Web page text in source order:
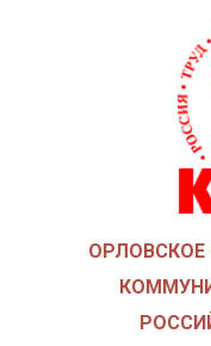
КАК ВСТУПИТЬ В
ОБЩЕСТВЕННЫЕ
СОЮЗ
АРМИИ И ФЛОТА
ОРЛОВСКОЕ